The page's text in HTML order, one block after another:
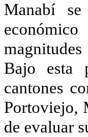
Manabí
Bajo esta
cantones
Portoviejo,
de evaluar